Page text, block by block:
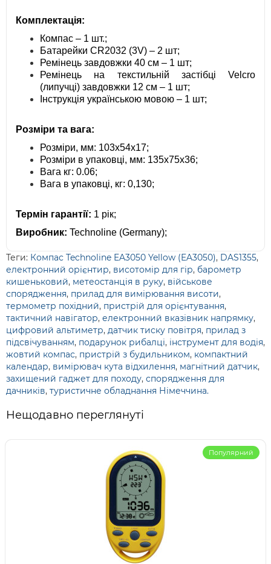
Комплектація:
Компас – 1 шт.;
Батарейки CR2032 (3V) – 2 шт;
Ремінець завдовжки 40 см – 1 шт;
Ремінець на текстильній застібці Velcro
(липучці) завдовжки 12 см – 1 шт;
Інструкція українською мовою – 1 шт;
Розміри та вага:
Розміри, мм: 103х54х17;
Розміри в упаковці, мм: 135х75х36;
Вага кг: 0.06;
Вага в упаковці, кг: 0,130;
Термін гарантії: 1 рік;
Виробник: Technoline (Germany);
Теги: Компас Technoline EA3050 Yellow (EA3050), DAS1355,
електронний орієнтир, висотомір для гір, барометр
кишеньковий, метеостанція в руку, військове
спорядження, прилад для вимірювання висоти,
термометр похідний, пристрій для орієнтування,
тактичний навігатор, електронний вказівник напрямку,
цифровий альтиметр, датчик тиску повітря, прилад з
підсвічуванням, подарунок рибалці, інструмент для водія,
жовтий компас, пристрій з будильником, компактний
календар, вимірювач кута відхилення, магнітний датчик,
захищений гаджет для походу, спорядження для
дачників, туристичне обладнання Німеччина.
Нещодавно переглянуті
Популярний